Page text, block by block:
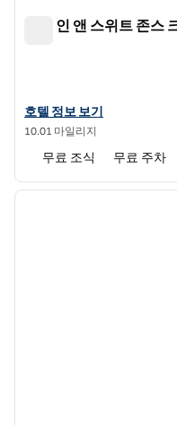
햄튼 인 앤 스위트 존스
햄튼 인 앤 스위트 존스 크릭
호텔 정보 보기
10.01 마일리지
무료 조식 무료 주차
1/12